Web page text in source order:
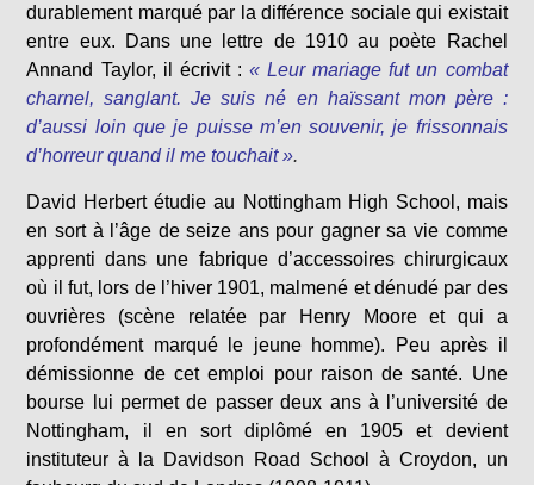
durablement marqué par la différence sociale qui existait
entre eux. Dans une lettre de 1910 au poète Rachel
Annand Taylor, il écrivit : « Leur mariage fut un combat
charnel, sanglant. Je suis né en haïssant mon père :
d’aussi loin que je puisse m’en souvenir, je frissonnais
d’horreur quand il me touchait ».
David Herbert étudie au Nottingham High School, mais
en sort à l’âge de seize ans pour gagner sa vie comme
apprenti dans une fabrique d’accessoires chirurgicaux
où il fut, lors de l’hiver 1901, malmené et dénudé par des
ouvrières (scène relatée par Henry Moore et qui a
profondément marqué le jeune homme). Peu après il
démissionne de cet emploi pour raison de santé. Une
bourse lui permet de passer deux ans à l’université de
Nottingham, il en sort diplômé en 1905 et devient
instituteur à la Davidson Road School à Croydon, un